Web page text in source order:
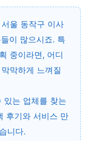
서울 동작구 이사
이 많으시죠. 특
중이라면, 어디
막하게 느껴질
있는 업체를 찾는
후기와 서비스 만
니다.